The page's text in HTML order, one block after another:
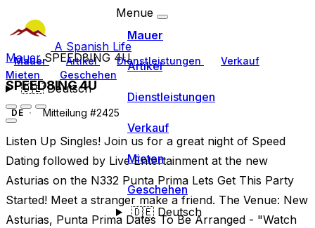
A Spanish Life
Mauer Artikel Dienstleistungen
Verkauf
Mieten
Geschehen
🇩🇪Deutsch
Menue
Mauer
Artikel
Dienstleistungen
Verkauf
Mieten
Geschehen
🇩🇪Deutsch
MauerSPEED8ING 4U
SPEED8ING 4U
DE Mitteilung #2425
Listen Up Singles! Join us for a great night of Speed
Dating followed by Live Entertainment at the new
Asturias on the N332 Punta Prima Lets Get This Party
Started! Meet a stranger make a friend. The Venue: New
Asturias, Punta Prima Dates To Be Arranged - "Watch